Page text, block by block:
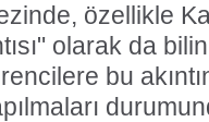
özellikle
olarak da
bu